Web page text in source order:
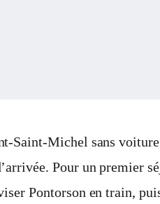
Saint-Michel sans
Pour un premier
Pontorson en train,